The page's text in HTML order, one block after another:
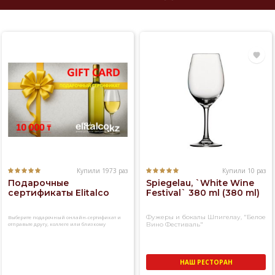
Купили 1973 раз
Подарочные
сертификаты Elitalco
Выберите подарочный онлайн-сертификат и
отправьте другу, коллеге или близкому
Купили 10 раз
Spiegelau, `White Wine
Festival` 380 ml (380 ml)
Фужеры и бокалы Шпигелау, "Белое
Вино Фестиваль"
НАШ РЕСТОРАН